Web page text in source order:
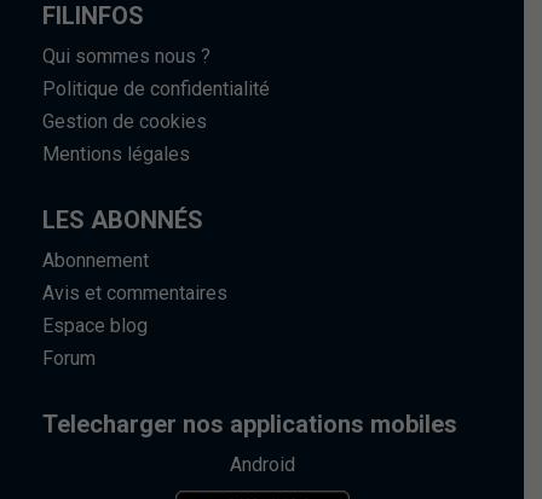
FILINFOS
Qui sommes nous ?
Politique de confidentialité
Gestion de cookies
Mentions légales
LES ABONNÉS
Abonnement
Avis et commentaires
Espace blog
Forum
Telecharger nos applications mobiles
Android